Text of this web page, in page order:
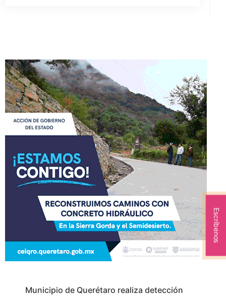
Municipio de Querétaro realiza detección
Escríbenos